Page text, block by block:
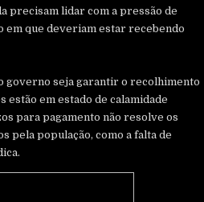
precisam lidar com a pressão de
em que deveriam estar recebendo
governo seja garantir o recolhimento
estão em estado de calamidade
para pagamento não resolve os
pela população, como a falta de